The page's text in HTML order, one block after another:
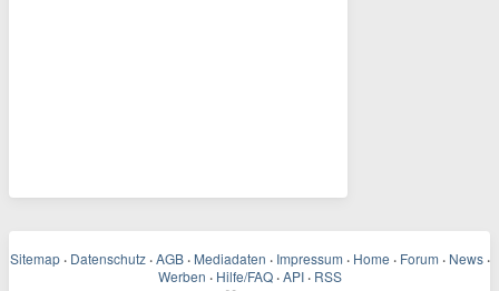
Sitemap · Datenschutz · AGB · Mediadaten · Impressum · Home · Forum · News ·
Werben · Hilfe/FAQ · API · RSS